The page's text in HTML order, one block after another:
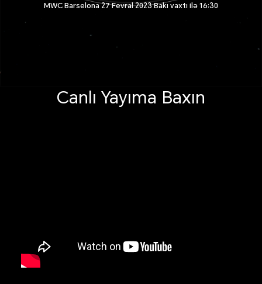
MWC Barselona 27 Fevral 2023 Bakı vaxtı ilə 16:30
Canlı Yayıma Baxın